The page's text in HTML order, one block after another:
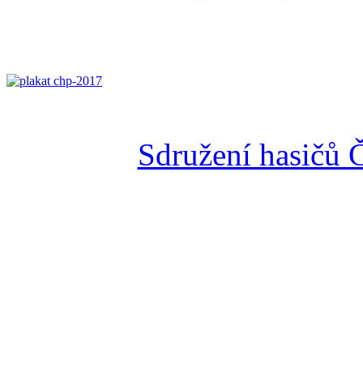
Sdružení hasičů